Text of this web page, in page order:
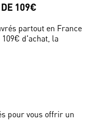
109€
partout en France
d'achat, la
pour vous offrir un